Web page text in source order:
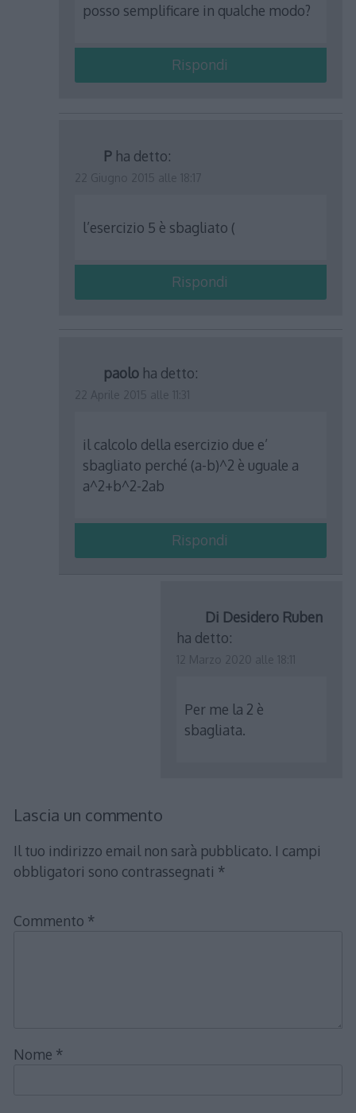
posso semplificare in qualche modo?
Rispondi
P ha detto:
l’esercizio 5 è sbagliato (
Rispondi
paolo ha detto:
il calcolo della esercizio due e’
sbagliato perché (a-b)^2 è uguale a
a^2+b^2-2ab
Rispondi
Di Desidero Ruben
ha detto:
Per me la 2 è
sbagliata.
Lascia un commento
Il tuo indirizzo email non sarà pubblicato. I campi
obbligatori sono contrassegnati *
Commento *
Nome *